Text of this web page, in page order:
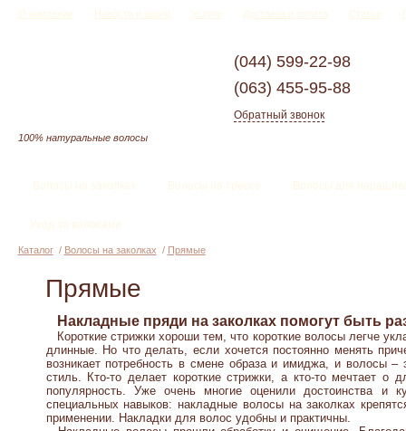
О компании Новости и акции Услуги Доставка и оплата Статьи
100% натуральные волосы
(044) 599-22-98
(063) 455-95-88
Обратный звонок
Волосы на заколках Волосы на трессе Волосы для
Уход за волосами
Каталог/ Волосы на заколках / Прямые
Прямые
Накладные пряди на заколках помогут быть
Короткие стрижки хороши тем, что короткие волосы легче
длинные. Но что делать, если хочется постоянно менять
возникает потребность в смене образа и имиджа, и волосы
стиль. Кто-то делает короткие стрижки, а кто-то мечтает
популярность. Уже очень многие оценили достоинства и
специальных навыков: накладные волосы на заколках
применении. Накладки для волос удобны и практичны.